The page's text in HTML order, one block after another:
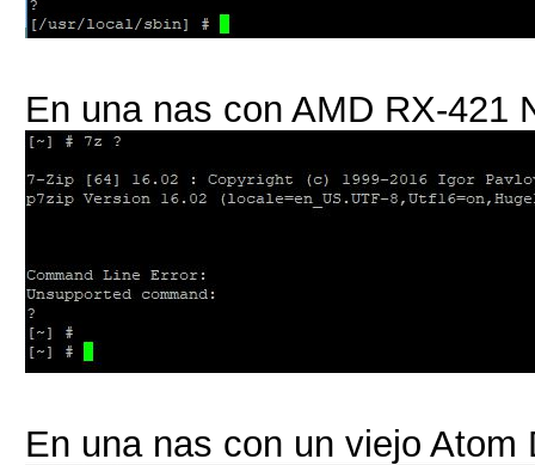
En una nas con AMD RX-421
En una nas con un viejo Atom